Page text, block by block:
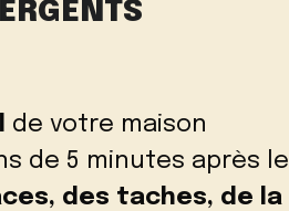
de votre maison
de 5 minutes après le
des taches, de la